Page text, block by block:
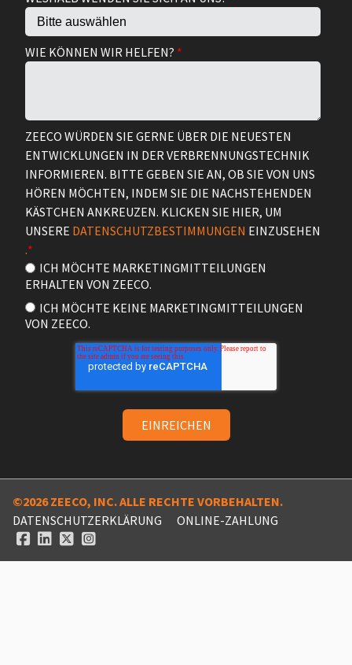
WIE KÖNNEN WIR HELFEN? *
ZEECO WÜRDEN SIE GERNE ÜBER DIE NEUESTEN
ENTWICKLUNGEN IN DER VERBRENNUNGSTECHNIK
INFORMIEREN. BITTE GEBEN SIE AN, OB SIE VON UNS
HÖREN MÖCHTEN, INDEM SIE DIE NACHSTEHENDEN
KÄSTCHEN ANKREUZEN. KLICKEN SIE HIER, UM
UNSERE DATENSCHUTZBESTIMMUNGEN EINZUSEHEN
.*
ICH MÖCHTE MARKETINGMITTEILUNGEN
ERHALTEN VON ZEECO.
ICH MÖCHTE KEINE MARKETINGMITTEILUNGEN
VON ZEECO.
©2026 ZEECO, INC. ALLE RECHTE VORBEHALTEN.
DATENSCHUTZERKLÄRUNG
ONLINE-ZAHLUNG